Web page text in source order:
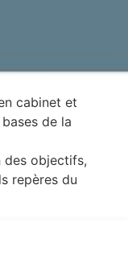
cabinet et
de la
des objectifs,
repères du